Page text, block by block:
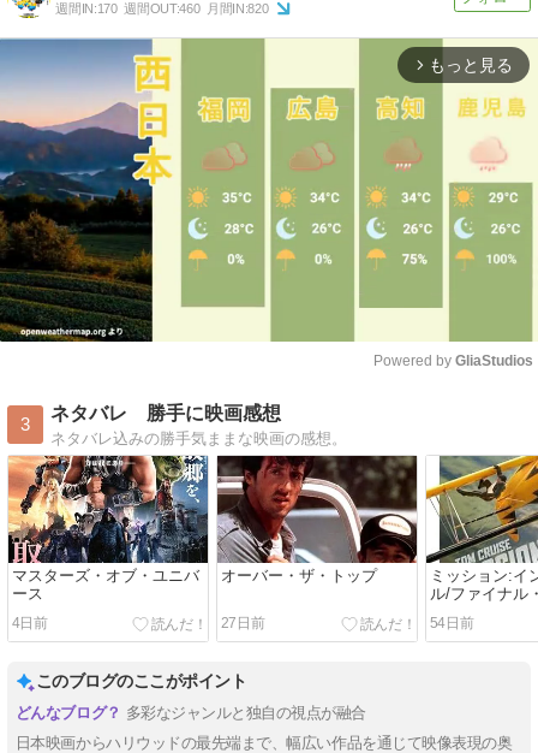
週間IN:170 週間OUT:460 月間IN:820
arrow_forward_ios もっと見る
Powered by GliaStudios
3
ネタバレ 勝手に映画感想
ネタバレ込みの勝手気ままな映画の感想。
マスターズ・オブ・ユニバ
ース
4日前
オーバー・ザ・トップ
27日前
ミッション:イ
ル/ファイナル
54日前
このブログのここがポイント
多彩なジャンルと独自の視点が融合
日本映画からハリウッドの最先端まで、幅広い作品を通じて映像表現の奥